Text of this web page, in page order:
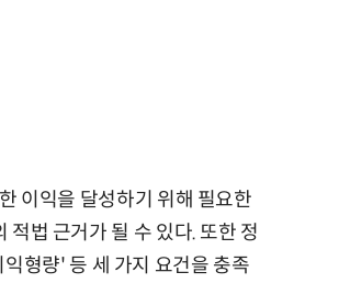
이익을 달성하기 위해 필요한
법 근거가 될 수 있다. 또한 정
형량' 등 세 가지 요건을 충족